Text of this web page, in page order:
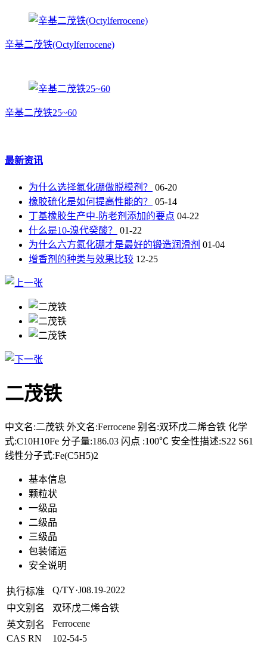
辛基二茂铁(Octylferrocene)
辛基二茂铁25~60
最新资讯
为什么选择氮化硼做脱模剂？
06-20
橡胶硫化是如何提高性能的？
05-14
丁基橡胶生产中-防老剂添加的要点 04-22
什么是10-溴代癸酸？
01-22
为什么六方氮化硼才是最好的锻造润滑剂 01-04
增香剂的种类与效果比较 12-25
二茂铁
中文名:二茂铁 外文名:Ferrocene 别名:双环戊二烯合铁 化学
式:C10H10Fe 分子量:186.03 闪点 :100℃ 安全性描述:S22 S61
线性分子式:Fe(C5H5)2
基本信息
颗粒状
一级品
二级品
三级品
包装储运
安全说明
执行标准
Q/TY·J08.19-2022
中文别名
双环戊二烯合铁
英文别名
Ferrocene
CAS RN
102-54-5